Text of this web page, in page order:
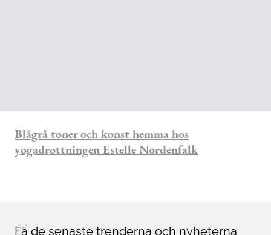
Blågrå toner och konst hemma hos
yogadrottningen Estelle Nordenfalk
Få de senaste trenderna och nyheterna